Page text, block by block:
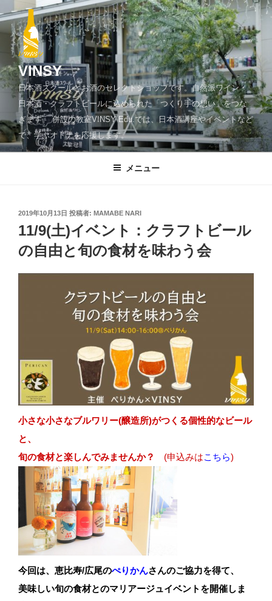
ン
ツ
へ
ッ
プ
VINSY
日本酒スクールとお酒のセレクトショップです。自然派ワイン・
日本酒・クラフトビールに込められた「つくり手の想い」をつな
ぎます。 併設の教室VINSY Edu.では、日本酒講座やイベントなど
で、学ぶオトナを応援します。
メニュー
投
稿
日:
2019年10月13日 投稿者: MAMABE NARI
11/9(土)イベント：クラフトビール
の自由と旬の食材を味わう会
小さな小さなブルワリー(醸造所)がつくる個性的なビール
と、
旬の食材と楽しんでみませんか？ (申込みはこちら)
今回は、恵比寿/広尾のぺりかんさんのご協力を得て、
美味しい旬の食材とのマリアージュイベントを開催しま